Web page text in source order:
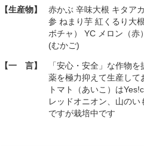
【生産物】
赤かぶ 辛味大根 キタア
参 ねまり芋 紅くるり大
ボチャ） YC メロン（赤
(むかご)
【一 言】
「安心・安全」な作物
薬を極力抑えて生産して
トマト（あいこ）は
レッドオニオン、山の
ですが栽培中です